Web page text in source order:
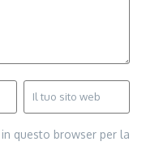
questo browser per la